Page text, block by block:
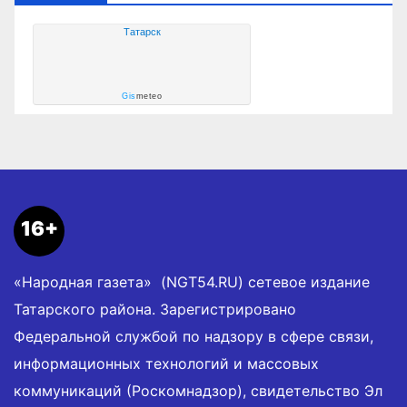
Татарск
Gismeteo
16+
«Народная газета» (NGT54.RU) сетевое издание
Татарского района. Зарегистрировано
Федеральной службой по надзору в сфере связи,
информационных технологий и массовых
коммуникаций (Роскомнадзор), свидетельство Эл